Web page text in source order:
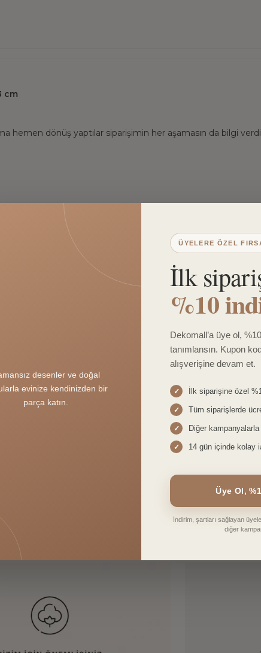
cm
hemen dönüş yaptılar siparişimin her aşamasın da bilgi
& Beyaz Çizgili
desenler ve doğal
parça katın.
ÜYELERE ÖZEL
İlk
%10
Dekomall’a üye ol,
tanımlansın. Kupon
alışverişine devam et.
✓ İlk siparişine özel
✓ Tüm siparişlerde
✓ Diğer
✓ 14 gün içinde kolay
Üye Ol,
İndirim, şartları sağlayan
diğer